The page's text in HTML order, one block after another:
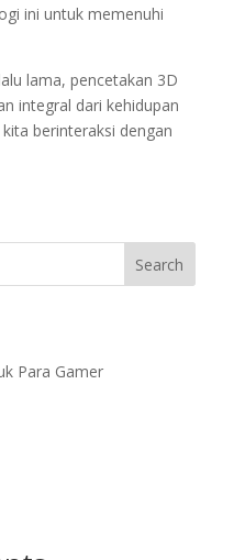
ini untuk memenuhi
lama, pencetakan 3D
integral dari kehidupan
berinteraksi dengan
Search
Para Gamer